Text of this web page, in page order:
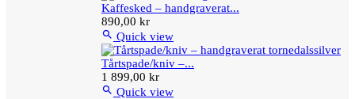
Kaffesked – handgraverat...
890,00 kr
 Quick view
Tårtspade/kniv –...
1 899,00 kr
 Quick view